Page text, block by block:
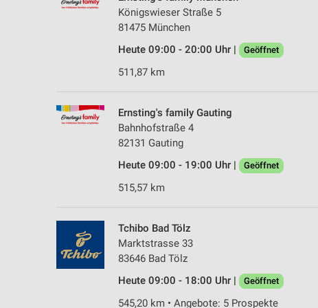
Königswieser Straße 5
81475 München
Heute 09:00 - 20:00 Uhr |
Geöffnet
511,87 km
Ernsting's family Gauting
Bahnhofstraße 4
82131 Gauting
Heute 09:00 - 19:00 Uhr |
Geöffnet
515,57 km
Tchibo Bad Tölz
Marktstrasse 33
83646 Bad Tölz
Heute 09:00 - 18:00 Uhr |
Geöffnet
545,20 km • Angebote: 5 Prospekte